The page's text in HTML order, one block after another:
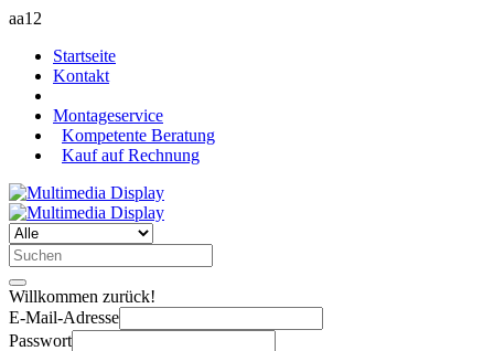
aa12
Startseite
Kontakt
Montageservice
Kompetente Beratung
Kauf auf Rechnung
Willkommen zurück!
E-Mail-Adresse
Passwort